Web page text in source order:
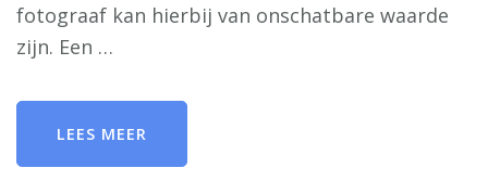
fotograaf kan hierbij van onschatbare waarde
zijn. Een …
LEES MEER